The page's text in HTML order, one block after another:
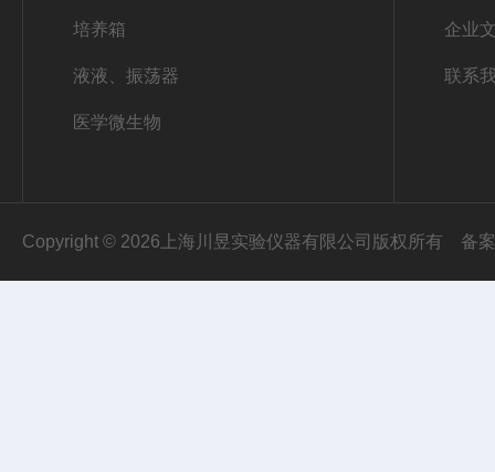
培养箱
液液、振荡器
医学微生物
企业
联系
Copyright © 2026上海川昱实验仪器有限公司版权所有 备